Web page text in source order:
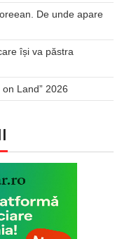
De unde apare
își va păstra
Land” 2026